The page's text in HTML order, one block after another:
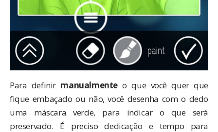
Para definir manualmente o que você quer que
fique embaçado ou não, você desenha com o dedo
uma máscara verde, para indicar o que será
preservado. É preciso dedicação e tempo para